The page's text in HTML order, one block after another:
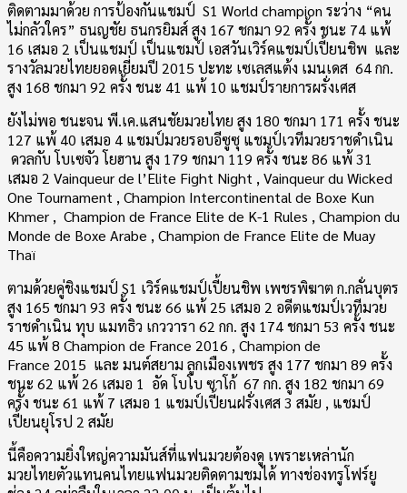
ติดตามมาด้วย การป้องกันแชมป์ S1 World champion ระว่าง “คน
ไม่กลัวใคร” ธนญชัย ธนกรยิมส์ สูง 167 ชกมา 92 ครั้ง ชนะ 74 แพ้
16 เสมอ 2 เป็นแชมป์ เป็นแชมป์ เอสวันเวิร์คแชมป์เปี้ยนชิพ และ
รางวัลมวยไทยยอดเยี่ยมปี 2015 ปะทะ เซเลสแต้ง เมนเดส 64 กก.
สูง 168 ชกมา 92 ครั้ง ชนะ 41 แพ้ 10 แชมป์รายการผรั่งเศส
ยังไม่พอ ชนะจน พี.เค.แสนชัยมวยไทย สูง 180 ชกมา 171 ครั้ง ชนะ
127 แพ้ 40 เสมอ 4 แชมป์มวยรอบอีซูซุ แชมป์เวทีมวยราชดำเนิน
ดวลกับ โบเซจัว โยฮาน สูง 179 ชกมา 119 ครั้ง ชนะ 86 แพ้ 31
เสมอ 2 Vainqueur de l’Elite Fight Night , Vainqueur du Wicked
One Tournament , Champion Intercontinental de Boxe Kun
Khmer , Champion de France Elite de K-1 Rules , Champion du
Monde de Boxe Arabe , Champion de France Elite de Muay
Thaï
ตามด้วยคู่ชิงแชมป์ S1 เวิร์คแชมป์เปี้ยนชิพ เพชรพิฆาต ก.กลั่นบุตร
สูง 165 ชกมา 93 ครั้ง ชนะ 66 แพ้ 25 เสมอ 2 อดีตแชมป์เวทีมวย
ราชดำเนิน ทุบ แมทธิว เกววารา 62 กก. สูง 174 ชกมา 53 ครั้ง ชนะ
45 แพ้ 8 Champion de France 2016 , Champion de
France 2015 และ มนต์สยาม ลูกเมืองเพชร สูง 177 ชกมา 89 ครั้ง
ชนะ 62 แพ้ 26 เสมอ 1 อัด โบโบ ซาโก้ 67 กก. สูง 182 ชกมา 69
ครั้ง ชนะ 61 แพ้ 7 เสมอ 1 แชมป์เปี้ยนฝรั่งเศส 3 สมัย , แชมป์
เปี้ยนยุโรป 2 สมัย
นี้คือความยิ่งใหญ่ความมันส์ที่แฟนมวยต้องดู เพราะเหล่านัก
มวยไทยตัวแทนคนไทยแฟนมวยติดตามชมได้ ทางช่องทรูโฟร์ยู